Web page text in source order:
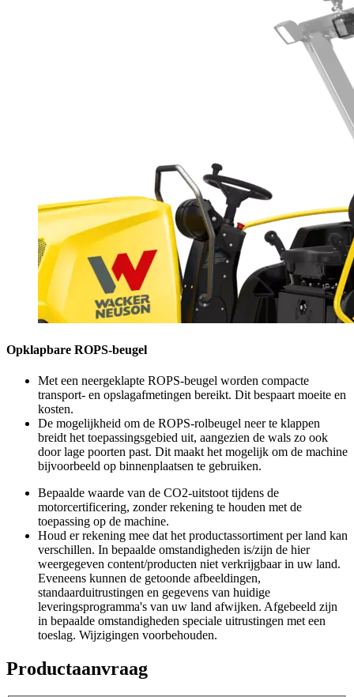
Opklapbare ROPS-beugel
Met een neergeklapte ROPS-beugel worden compacte
transport- en opslagafmetingen bereikt. Dit bespaart moeite en
kosten.
De mogelijkheid om de ROPS-rolbeugel neer te klappen
breidt het toepassingsgebied uit, aangezien de wals zo ook
door lage poorten past. Dit maakt het mogelijk om de machine
bijvoorbeeld op binnenplaatsen te gebruiken.
Bepaalde waarde van de CO2-uitstoot tijdens de
motorcertificering, zonder rekening te houden met de
toepassing op de machine.
Houd er rekening mee dat het productassortiment per land kan
verschillen. In bepaalde omstandigheden is/zijn de hier
weergegeven content/producten niet verkrijgbaar in uw land.
Eveneens kunnen de getoonde afbeeldingen,
standaarduitrustingen en gegevens van huidige
leveringsprogramma's van uw land afwijken. Afgebeeld zijn
in bepaalde omstandigheden speciale uitrustingen met een
toeslag. Wijzigingen voorbehouden.
Productaanvraag